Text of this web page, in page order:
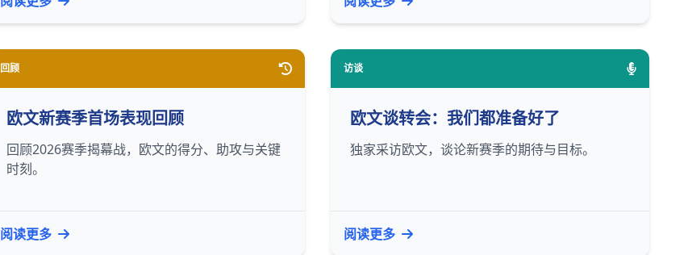
回顾
欧文新赛季首场表现回顾
回顾2026赛季揭幕战，欧文的得分、助攻与关键
时刻。
阅读更多
访谈
欧文谈转会：我们都准备好了
独家采访欧文，谈论新赛季的期待与目标。
阅读更多